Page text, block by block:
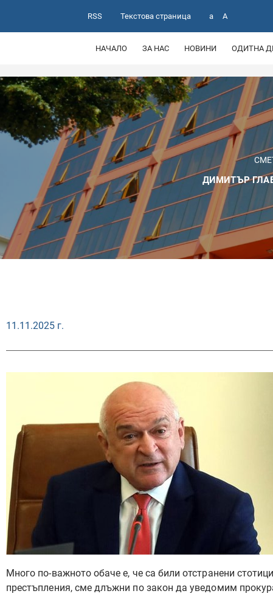
RSS Текстова страница a A
НАЧАЛО ЗА НАС НОВИНИ ОДИТНА
ДИМИТЪР
11.11.2025 г.
Много по-важното обаче е, че са били отстранени
престъпления, сме длъжни по закон да уведомим